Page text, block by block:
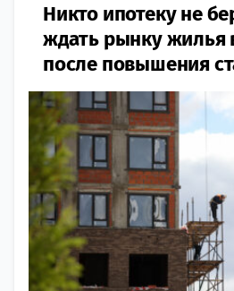
Никто ипотеку не
ждать рынку жилья
после повышения